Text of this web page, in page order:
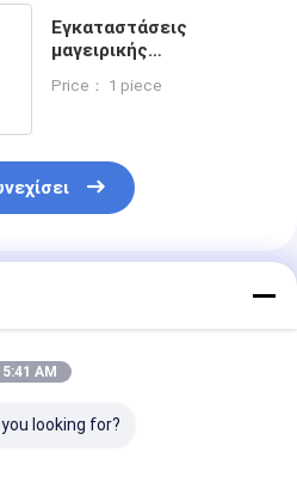
Εγκαταστάσεις
μαγειρικής
4000N 24V 300mm
Price： 1 piece
5:41 AM
looking for?